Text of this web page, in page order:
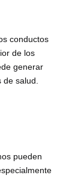
conductos
de los
generar
salud.
pueden